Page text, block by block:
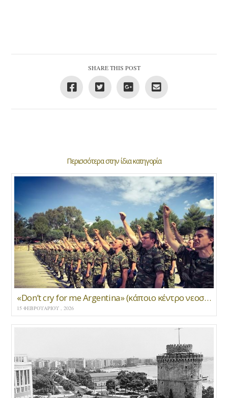
SHARE THIS POST
Περισσότερα στην ίδια κατηγορία
«Don’t cry for me Argentina» (κάποιο κέντρο νεοσυλλέκτων 1986) * Νίκος Χαρτοματσίδης
15 ΦΕΒΡΟΥΑΡΊΟΥ , 2026